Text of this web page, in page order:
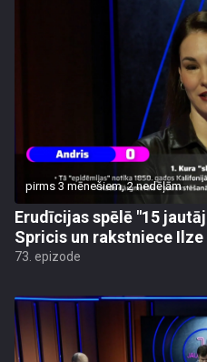
pirms 3 mēnešiem, 2 nedēļām
Erudīcijas spēlē "15
Spricis un rakstniece Ilze
73. epizode